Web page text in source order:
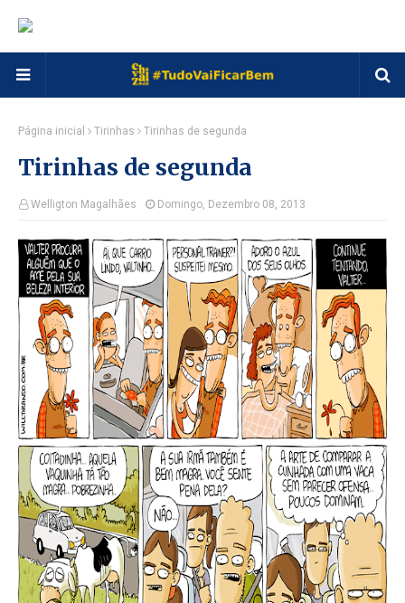
Página inicial Tirinhas Tirinhas de segunda
Tirinhas de segunda
Welligton Magalhães Domingo, Dezembro 08, 2013